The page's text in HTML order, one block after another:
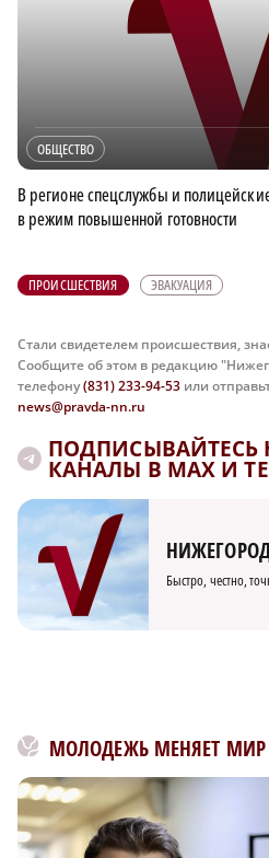
ОБЩЕСТВО
В регионе спецслужбы и
в режим повышенной готовности
ПРОИСШЕСТВИЯ ЭВАКУАЦИЯ
Стали свидетелем происшествия,
Сообщите об этом в редакцию
телефону(831) 233-94-53 или
news@pravda-nn.ru
КАНАЛЫ В MAX И
Быстро, честно,
МОЛОДЕЖЬ МЕНЯЕТ МИР